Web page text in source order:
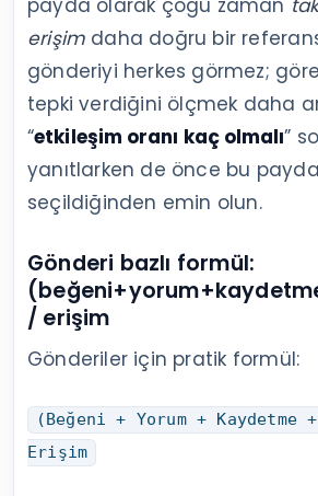
payda olarak çoğu zaman
erişim daha doğru bir
gönderiyi herkes görmez;
tepki verdiğini ölçmek daha
“etkileşim oranı kaç olmalı”
yanıtlarken de önce bu
seçildiğinden emin olun.
Gönderi bazlı formül:
/ erişim
Gönderiler için pratik formül:
(Beğeni + Yorum + Kaydetme
Erişim